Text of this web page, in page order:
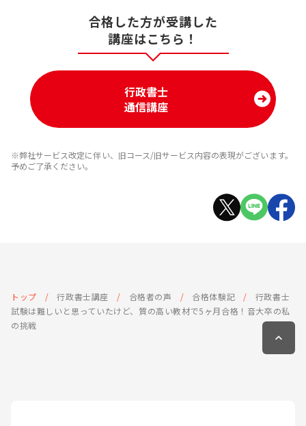
合格した方が受講した
講座はこちら！
行政書士
通信講座
※弊社サービス改定に伴い、旧コース/旧サービス内容の表現がございます。
予めご了承ください。
トップ 行政書士講座 合格者の声 合格体験記
行政書士
試験は難しいと思っていたけど、質の高い教材で5ヶ月合格！音大卒の私
の挑戦